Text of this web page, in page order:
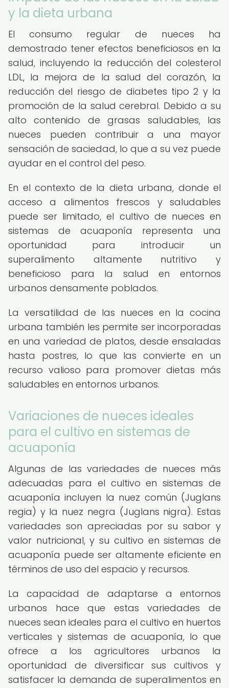
y la dieta urbana
El consumo regular de nueces ha
demostrado tener efectos beneficiosos en la
salud, incluyendo la reducción del colesterol
LDL, la mejora de la salud del corazón, la
reducción del riesgo de diabetes tipo 2 y la
promoción de la salud cerebral. Debido a su
alto contenido de grasas saludables, las
nueces pueden contribuir a una mayor
sensación de saciedad, lo que a su vez puede
ayudar en el control del peso.
En el contexto de la dieta urbana, donde el
acceso a alimentos frescos y saludables
puede ser limitado, el cultivo de nueces en
sistemas de acuaponía representa una
oportunidad para introducir un
superalimento altamente nutritivo y
beneficioso para la salud en entornos
urbanos densamente poblados.
La versatilidad de las nueces en la cocina
urbana también les permite ser incorporadas
en una variedad de platos, desde ensaladas
hasta postres, lo que las convierte en un
recurso valioso para promover dietas más
saludables en entornos urbanos.
Variaciones de nueces ideales
para el cultivo en sistemas de
acuaponía
Algunas de las variedades de nueces más
adecuadas para el cultivo en sistemas de
acuaponía incluyen la nuez común (Juglans
regia) y la nuez negra (Juglans nigra). Estas
variedades son apreciadas por su sabor y
valor nutricional, y su cultivo en sistemas de
acuaponía puede ser altamente eficiente en
términos de uso del espacio y recursos.
La capacidad de adaptarse a entornos
urbanos hace que estas variedades de
nueces sean ideales para el cultivo en huertos
verticales y sistemas de acuaponía, lo que
ofrece a los agricultores urbanos la
oportunidad de diversificar sus cultivos y
satisfacer la demanda de superalimentos en